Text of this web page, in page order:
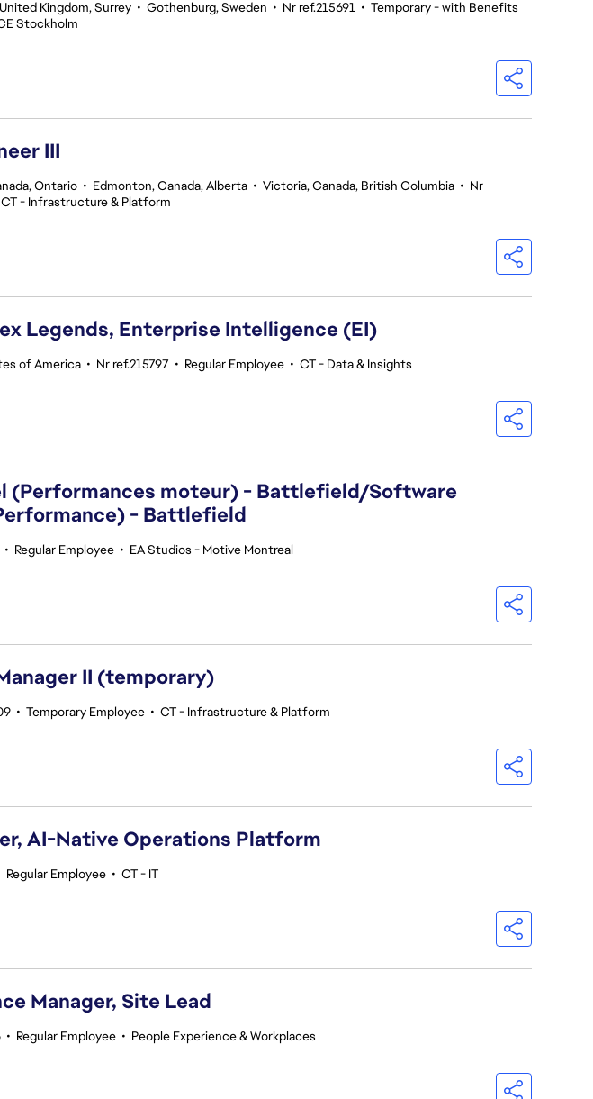
Kingdom, Surrey • Gothenburg, Sweden • Nr ref.215691 • Temporary - with Benefits
Stockholm
III
Ontario • Edmonton, Canada, Alberta • Victoria, Canada, British Columbia • Nr
CT - Infrastructure & Platform
Legends, Enterprise Intelligence (EI)
of America • Nr ref.215797 • Regular Employee • CT - Data & Insights
(Performances moteur) - Battlefield/Software
- Battlefield
• Regular Employee • EA Studios - Motive Montreal
II (temporary)
• Temporary Employee • CT - Infrastructure & Platform
AI-Native Operations Platform
Regular Employee • CT - IT
Manager, Site Lead
• Regular Employee • People Experience & Workplaces